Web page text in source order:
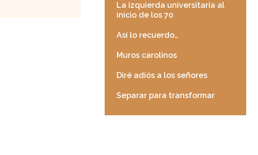
La izquierda universitaria al
inicio de los 70
Así lo recuerdo…
Muros carolinos
Diré adiós a los señores
Separar para transformar